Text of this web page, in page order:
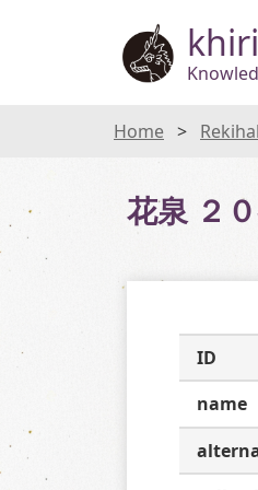
Home
花泉 ２
ID
name